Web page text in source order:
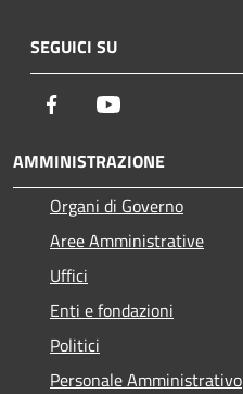
SEGUICI SU
Facebook
AMMINISTRAZIONE
Organi di Governo
Aree Amministrative
Uffici
Enti e fondazioni
Politici
Personale Amministrativo